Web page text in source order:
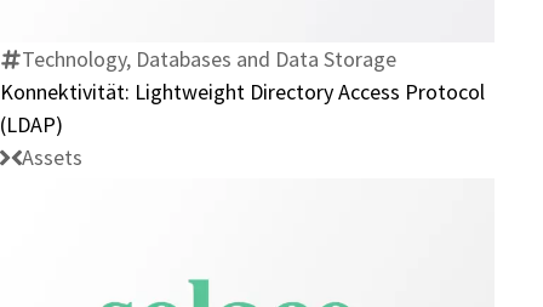
Protocol
(LDAP)
Technology, Databases and Data Storage
Konnektivität: Lightweight Directory Access Protocol
(LDAP)
Assets